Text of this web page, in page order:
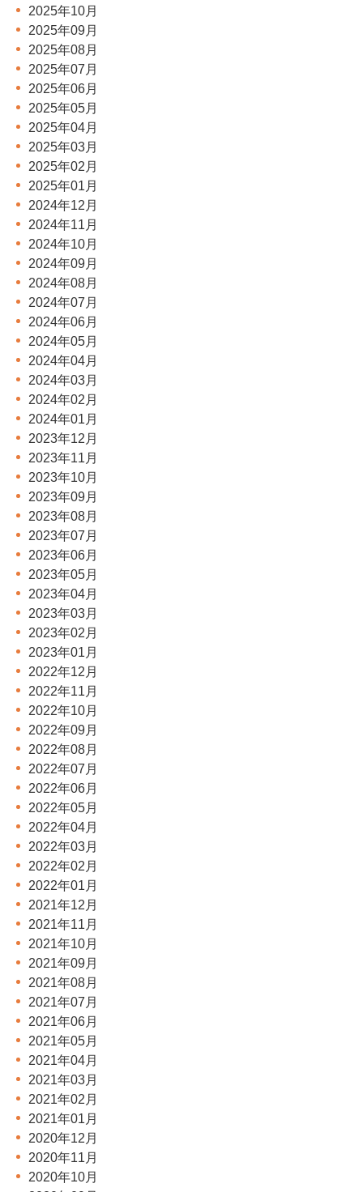
2025年10月
2025年09月
2025年08月
2025年07月
2025年06月
2025年05月
2025年04月
2025年03月
2025年02月
2025年01月
2024年12月
2024年11月
2024年10月
2024年09月
2024年08月
2024年07月
2024年06月
2024年05月
2024年04月
2024年03月
2024年02月
2024年01月
2023年12月
2023年11月
2023年10月
2023年09月
2023年08月
2023年07月
2023年06月
2023年05月
2023年04月
2023年03月
2023年02月
2023年01月
2022年12月
2022年11月
2022年10月
2022年09月
2022年08月
2022年07月
2022年06月
2022年05月
2022年04月
2022年03月
2022年02月
2022年01月
2021年12月
2021年11月
2021年10月
2021年09月
2021年08月
2021年07月
2021年06月
2021年05月
2021年04月
2021年03月
2021年02月
2021年01月
2020年12月
2020年11月
2020年10月